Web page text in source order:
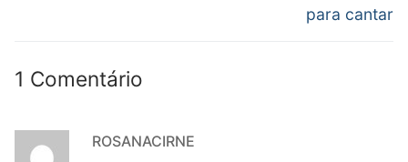
para cantar
1 Comentário
ROSANACIRNE